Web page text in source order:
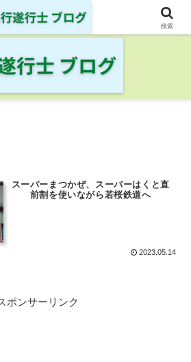
を制覇した旅行遂行士の旅の記録
スーパーまつかぜ、スーパーはくと直
前割を使いながら若桜鉄道へ
2023.05.14
ポンサーリンク
検索